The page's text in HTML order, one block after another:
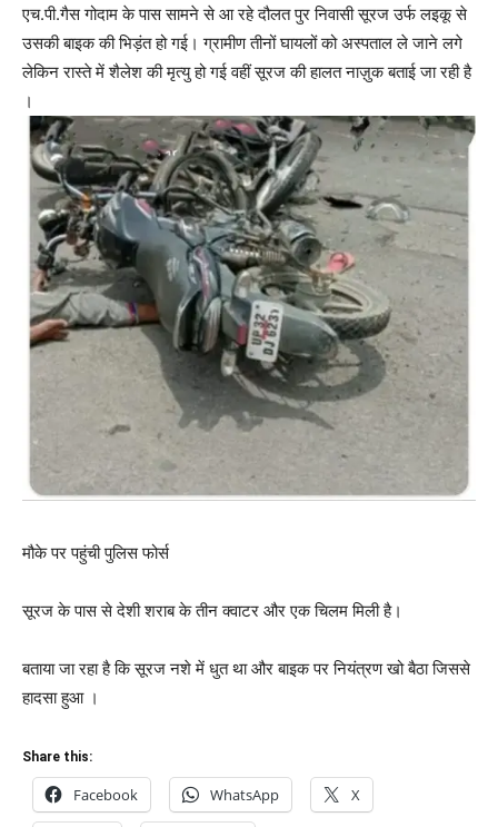
एच.पी.गैस गोदाम के पास सामने से आ रहे दौलत पुर निवासी सूरज उर्फ लइकू से
उसकी बाइक की भिड़ंत हो गई। ग्रामीण तीनों घायलों को अस्पताल ले जाने लगे
लेकिन रास्ते में शैलेश की मृत्यु हो गई वहीं सूरज की हालत नाज़ुक बताई जा रही है
।
मौके पर पहुंची पुलिस फोर्स
सूरज के पास से देशी शराब के तीन क्वाटर और एक चिलम मिली है।
बताया जा रहा है कि सूरज नशे में धुत था और बाइक पर नियंत्रण खो बैठा जिससे
हादसा हुआ ।
Share this:
Facebook WhatsApp X